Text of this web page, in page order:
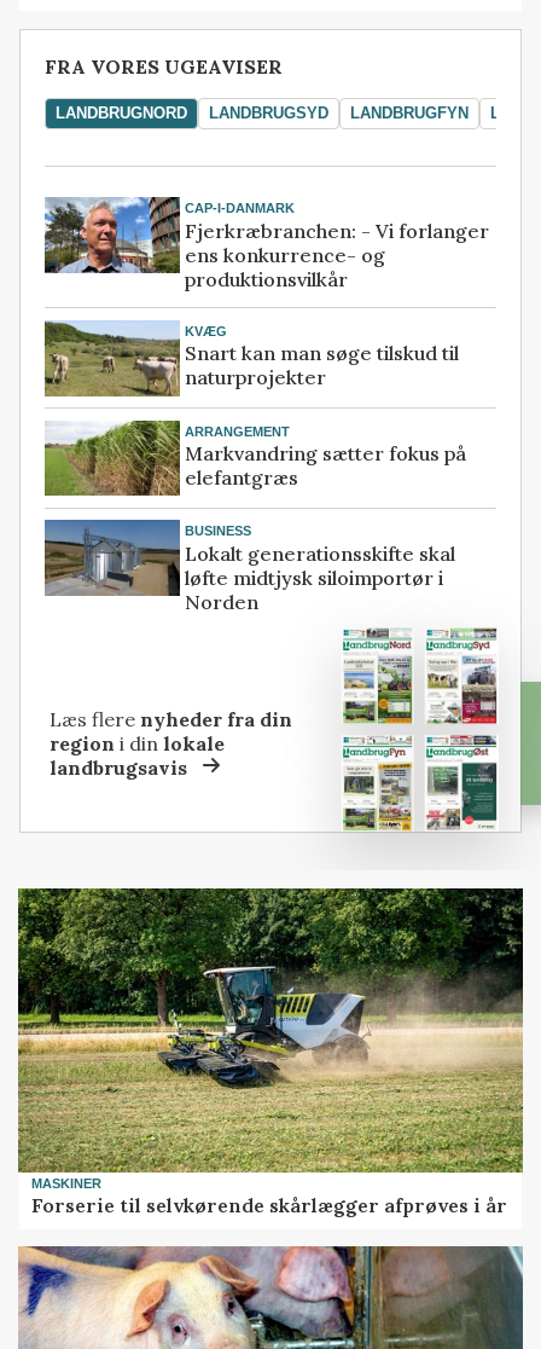
FRA VORES UGEAVISER
LANDBRUGNORD LANDBRUGSYD LANDBRUGFYN
CAP-I-DANMARK
Fjerkræbranchen: - Vi forlanger
ens konkurrence- og
produktionsvilkår
KVÆG
Snart kan man søge tilskud til
naturprojekter
ARRANGEMENT
Markvandring sætter fokus på
elefantgræs
BUSINESS
Lokalt generationsskifte skal
løfte midtjysk siloimportør i
Norden
Læs flere nyheder fra din
region i dinlokale
landbrugsavis
MASKINER
Forserie til selvkørende skårlægger afprøves i år